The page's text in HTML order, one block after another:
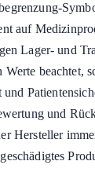
auf
Lager- und
Werte beachtet,
und
und
Hersteller